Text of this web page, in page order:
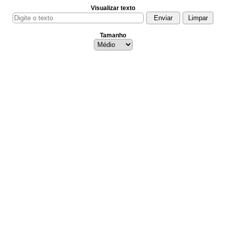
Visualizar texto
Tamanho